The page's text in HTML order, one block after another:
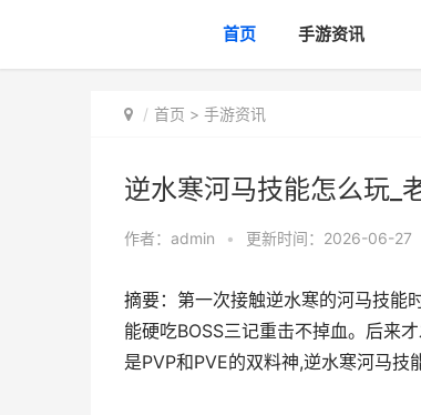
首页 手游资讯
首页 > 手游资讯
逆水寒河马技能怎么玩_
作者： admin • 更新时间：2026-06-27
摘要：第一次接触逆水寒的河马技
能硬吃BOSS三记重击不掉血。后来
是PVP和PVE的双料神,逆水寒河马技